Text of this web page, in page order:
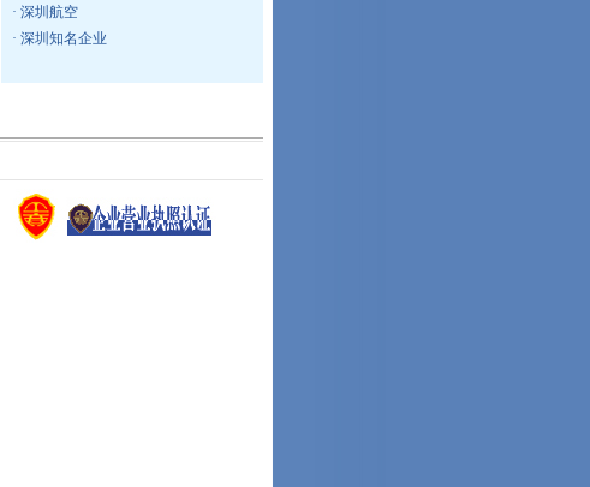
· 深圳航空
· 深圳知名企业